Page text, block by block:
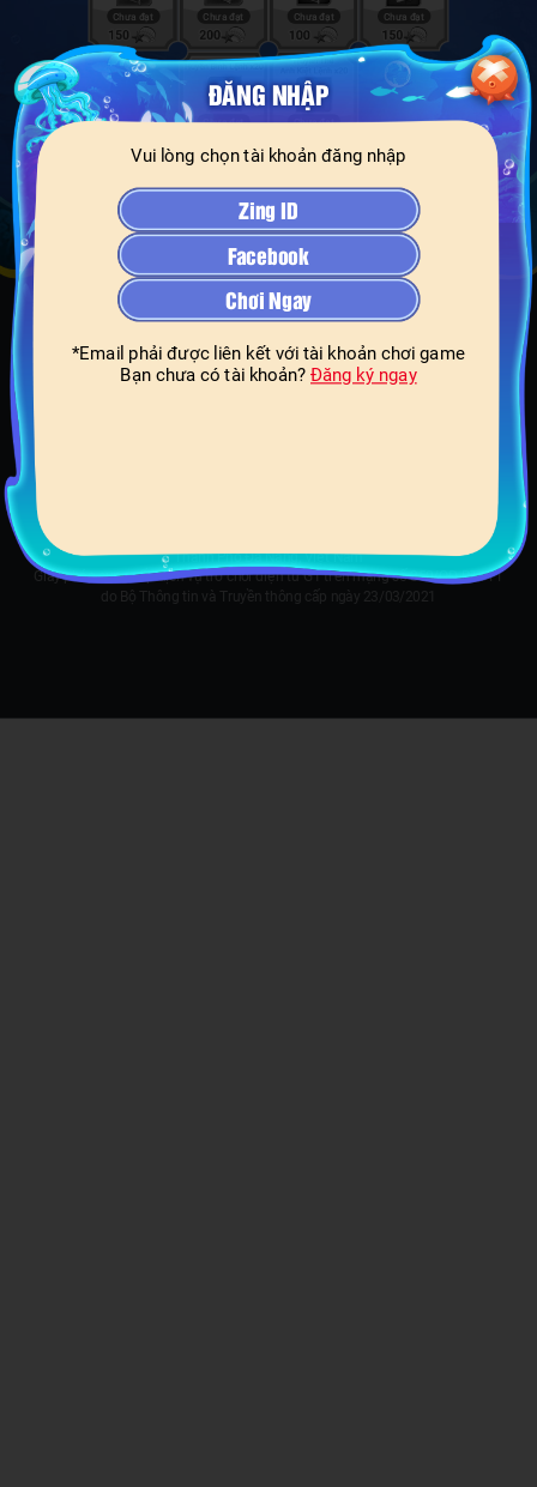
Địa chỉ trụ sở: 229 Huỳnh Ngọc Huệ, Phường Hòa Khê, Quận Thanh Khê,
Thành Phố Đà Nẵng, Việt Nam
Giấy phép cung cấp dịch vụ trò chơi điện tử G1 trên mạng số 350/QĐ-BTTTT
do Bộ Thông tin và Truyền thông cấp ngày 23/03/2021
ĐĂNG NHẬP
Vui lòng chọn tài khoản đăng nhập
Zing ID
Facebook
Chơi Ngay
*Email phải được liên kết với tài khoản chơi game
Bạn chưa có tài khoản? Đăng ký ngay